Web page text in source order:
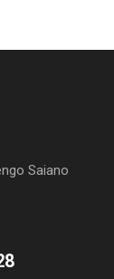
Saiano